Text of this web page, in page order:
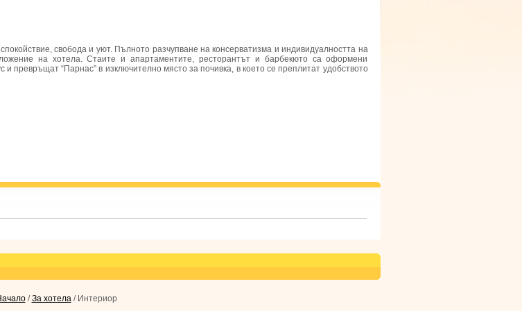
свобода и уют. Пълното разчупване на консерватизма и индивидуалността на
на хотела. Стаите и апартаментите, ресторантът и барбекюто са оформени
и превръщат “Парнас” в изключително място за почивка, в което се преплитат удобството
/За хотела/ Интериор